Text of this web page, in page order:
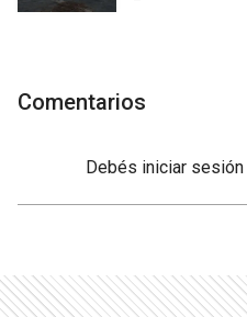
Comentarios
Debés iniciar sesión